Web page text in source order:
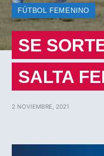
FÚTBOL FEMENINO
SE
SALTA
2 NOVIEMBRE, 2021